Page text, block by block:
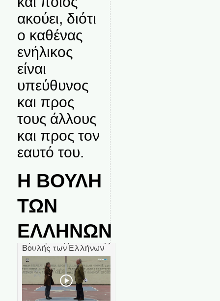
ακούει, διότι
ο καθένας
ενήλικος
είναι
υπεύθυνος
και προς
τους άλλους
και προς τον
εαυτό του.
Η ΒΟΥΛΗ
ΤΩΝ
ΕΛΛΗΝΩΝ